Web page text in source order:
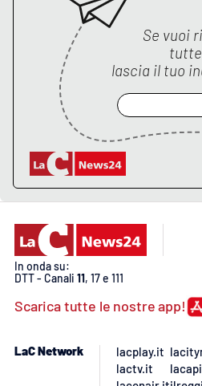
Android
Se vuoi
lascia il tuo
In onda su:
DTT - Canali 11, 17 e 111
Scarica tutte le nostre app!
LaC Network
lacplay.it
lactv.it